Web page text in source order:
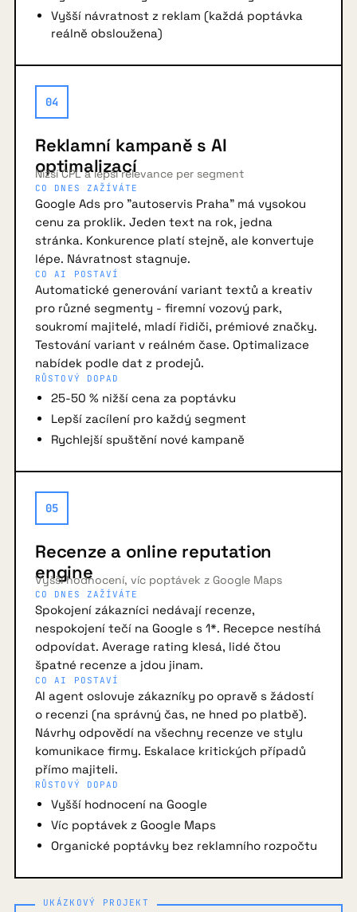
Vyšší návratnost z reklam (každá poptávka
reálně obsloužena)
04
Reklamní kampaně s AI
optimalizací
Nižší CPL a lepší relevance per segment
CO DNES ZAŽÍVÁTE
Google Ads pro "autoservis Praha" má vysokou
cenu za proklik. Jeden text na rok, jedna
stránka. Konkurence platí stejně, ale konvertuje
lépe. Návratnost stagnuje.
CO AI POSTAVÍ
Automatické generování variant textů a kreativ
pro různé segmenty - firemní vozový park,
soukromí majitelé, mladí řidiči, prémiové značky.
Testování variant v reálném čase. Optimalizace
nabídek podle dat z prodejů.
RŮSTOVÝ DOPAD
25-50 % nižší cena za poptávku
Lepší zacílení pro každý segment
Rychlejší spuštění nové kampaně
05
Recenze a online reputation
engine
Vyšší hodnocení, víc poptávek z Google Maps
CO DNES ZAŽÍVÁTE
Spokojení zákazníci nedávají recenze,
nespokojení tečí na Google s 1*. Recepce nestíhá
odpovídat. Average rating klesá, lidé čtou
špatné recenze a jdou jinam.
CO AI POSTAVÍ
AI agent oslovuje zákazníky po opravě s žádostí
o recenzi (na správný čas, ne hned po platbě).
Návrhy odpovědí na všechny recenze ve stylu
komunikace firmy. Eskalace kritických případů
přímo majiteli.
RŮSTOVÝ DOPAD
Vyšší hodnocení na Google
Víc poptávek z Google Maps
Organické poptávky bez reklamního rozpočtu